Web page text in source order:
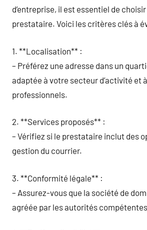
d’entreprise, il est essentiel de
prestataire. Voici les critères clés à
1. **Localisation** :
– Préférez une adresse dans un
adaptée à votre secteur d’activité et
professionnels.
2. **Services proposés** :
– Vérifiez si le prestataire inclut des
gestion du courrier.
3. **Conformité légale** :
– Assurez-vous que la société de
agréée par les autorités